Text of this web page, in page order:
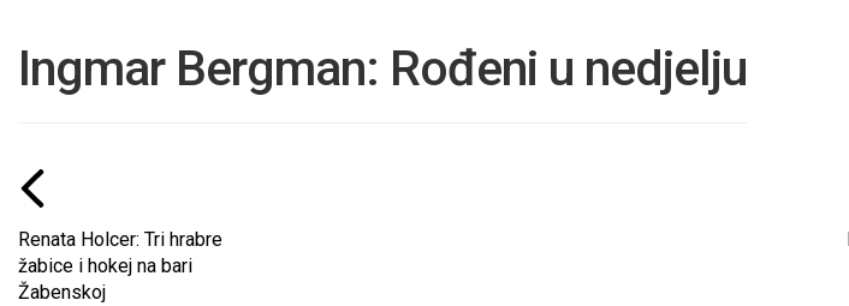
Ingmar Bergman: Rođeni u nedjelju
Renata Holcer: Tri hrabre
žabice i hokej na bari
Žabenskoj